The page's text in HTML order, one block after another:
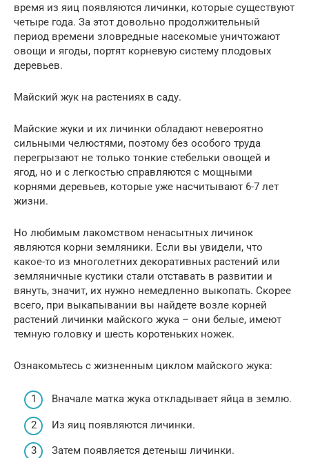
время из яиц появляются личинки, которые существуют
четыре года. За этот довольно продолжительный
период времени зловредные насекомые уничтожают
овощи и ягоды, портят корневую систему плодовых
деревьев.
Майский жук на растениях в саду.
Майские жуки и их личинки обладают невероятно
сильными челюстями, поэтому без особого труда
перегрызают не только тонкие стебельки овощей и
ягод, но и с легкостью справляются с мощными
корнями деревьев, которые уже насчитывают 6-7 лет
жизни.
Но любимым лакомством ненасытных личинок
являются корни земляники. Если вы увидели, что
какое-то из многолетних декоративных растений или
земляничные кустики стали отставать в развитии и
вянуть, значит, их нужно немедленно выкопать. Скорее
всего, при выкапывании вы найдете возле корней
растений личинки майского жука – они белые, имеют
темную головку и шесть коротеньких ножек.
Ознакомьтесь с жизненным циклом майского жука:
Вначале матка жука откладывает яйца в землю.
Из яиц появляются личинки.
Затем появляется детеныш личинки.